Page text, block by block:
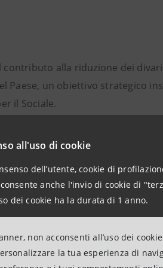
all'uso di cookie
dell’utente, cookie di
anche l'invio di cookie di
dei cookie ha la durata di 1 anno.
non acconsenti all’uso dei
la tua esperienza di
contributo alla riduzione dei
Paese, un obiettivo strategico
il Sociale.
ad aprile 2021 da Intesa
in tutto il territorio italiano
per le persone in difficoltà.
crowdfunding destinando un
La selezione dei progetti
Direzioni Regionali - strutture